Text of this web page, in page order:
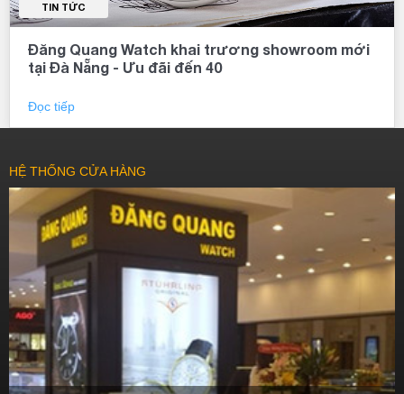
Giá trị đầu tư
Những chiếc đồng hồ phiên bản giới hạn thường có giá trị đầu tư cao
do tính hiếm và chất lượng tốt. Giá của đồng hồ thường tăng lên
thiết kế đơn giản nhưng đẳng cấp. Việc mua đồng hồ phiên bản giới
hạn sẽ giúp bạn đầu tư một sản phẩm chất lượng và có giá trị cao
Sự thăng hoa của người sở hữu
Các phiên bản giới hạn thường được sản xuất để kỷ niệm các sự
kiện hoặc để trưởng thành hơn với động lực thú vị và cảm xúc. Khi
sở hữu một chiếc đồng hồ phiên bản giới hạn, người sở hữu sẽ cảm
thấy tự hào và đặc biệt hơn khi đeo chiếc đồng hồ của mình.
Tóm lại, các chiếc đồng hồ phiên bản giới hạn đều có giá trị đặc biệt,
độc đáo và thu hút sự
chúý của người sử dụng. Việc mua một chiếc
đồng hồ phiên bản giới hạn giúp bạn sở hữu một sản phẩm độc đáo
và có gi
TIN TỨC
Đăng Quang Watch khai trương showroom mới
tại Đà Nẵng - Ưu đãi đến 40
Đọc tiếp
HỆ THỐNG CỬA HÀNG